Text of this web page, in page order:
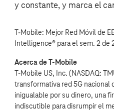
y constante, y marca el
T‑Mobile: Mejor Red Móvil de
Intelligence® para el sem. 2 de
Acerca de T‑Mobile
T‑Mobile US, Inc. (NASDAQ:
transformativa red 5G nacional
inigualable por su dinero, una
indiscutible para disrumpir el